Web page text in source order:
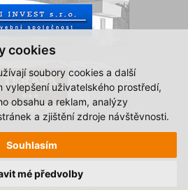
cookies
soubory cookies a další
vylepšení uživatelského prostředí,
obsahu a reklam, analýzy
a zjištění zdroje návštěvnosti.
Souhlasím
mé předvolby
práva vyhrazena.
by S2 STUDIO